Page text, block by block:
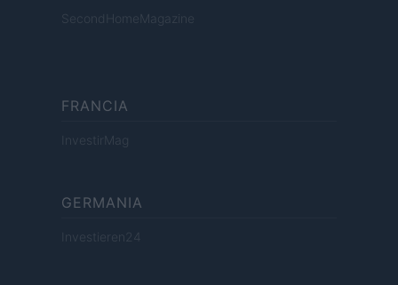
SecondHomeMagazine
FRANCIA
InvestirMag
GERMANIA
Investieren24